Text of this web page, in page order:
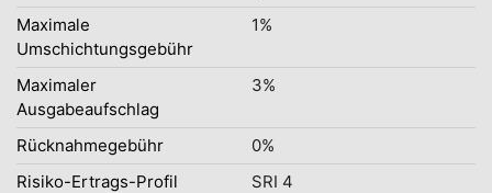
Maximale
Umschichtungsgebühr
1%
Maximaler
Ausgabeaufschlag
3%
Rücknahmegebühr
0%
Risiko-Ertrags-Profil
SRI 4